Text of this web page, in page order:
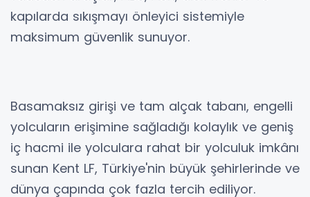
kapılarda sıkışmayı önleyici sistemiyle
maksimum güvenlik sunuyor.
Basamaksız girişi ve tam alçak tabanı, engelli
yolcuların erişimine sağladığı kolaylık ve geniş
iç hacmi ile yolculara rahat bir yolculuk imkânı
sunan Kent LF, Türkiye'nin büyük şehirlerinde ve
dünya çapında çok fazla tercih ediliyor.